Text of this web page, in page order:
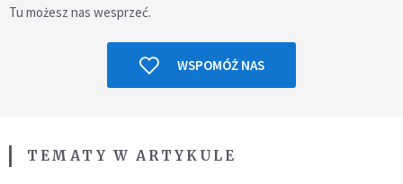
Tu możesz nas wesprzeć.
WSPOMÓŻ NAS
TEMATY W ARTYKULE